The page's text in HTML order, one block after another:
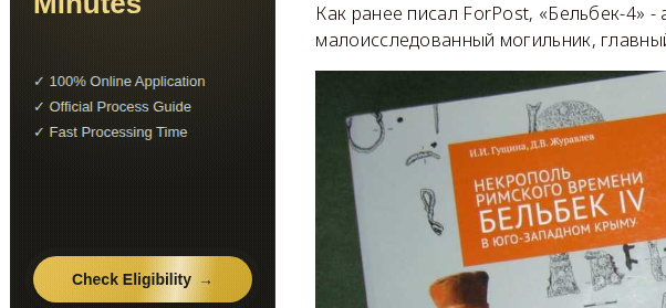
Как ранее писал ForPost, «Бельбек-4»
малоисследованный могильник,